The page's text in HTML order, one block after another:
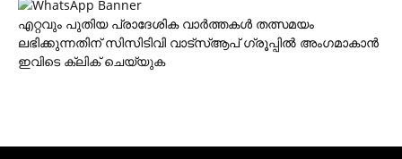
എറ്റവും പുതിയ പ്രാദേശിക വാര്‍ത്തകള്‍ തത്സമയം
ലഭിക്കുന്നതിന് സിസിടിവി വാട്‌സ്ആപ് ഗ്രൂപ്പില്‍ അംഗമാകാന്‍
ഇവിടെ ക്ലിക് ചെയ്യുക